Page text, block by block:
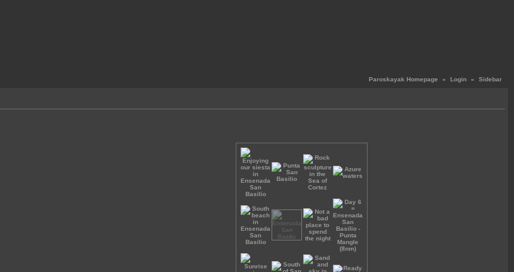
Paroskayak Homepage « Login « Sidebar